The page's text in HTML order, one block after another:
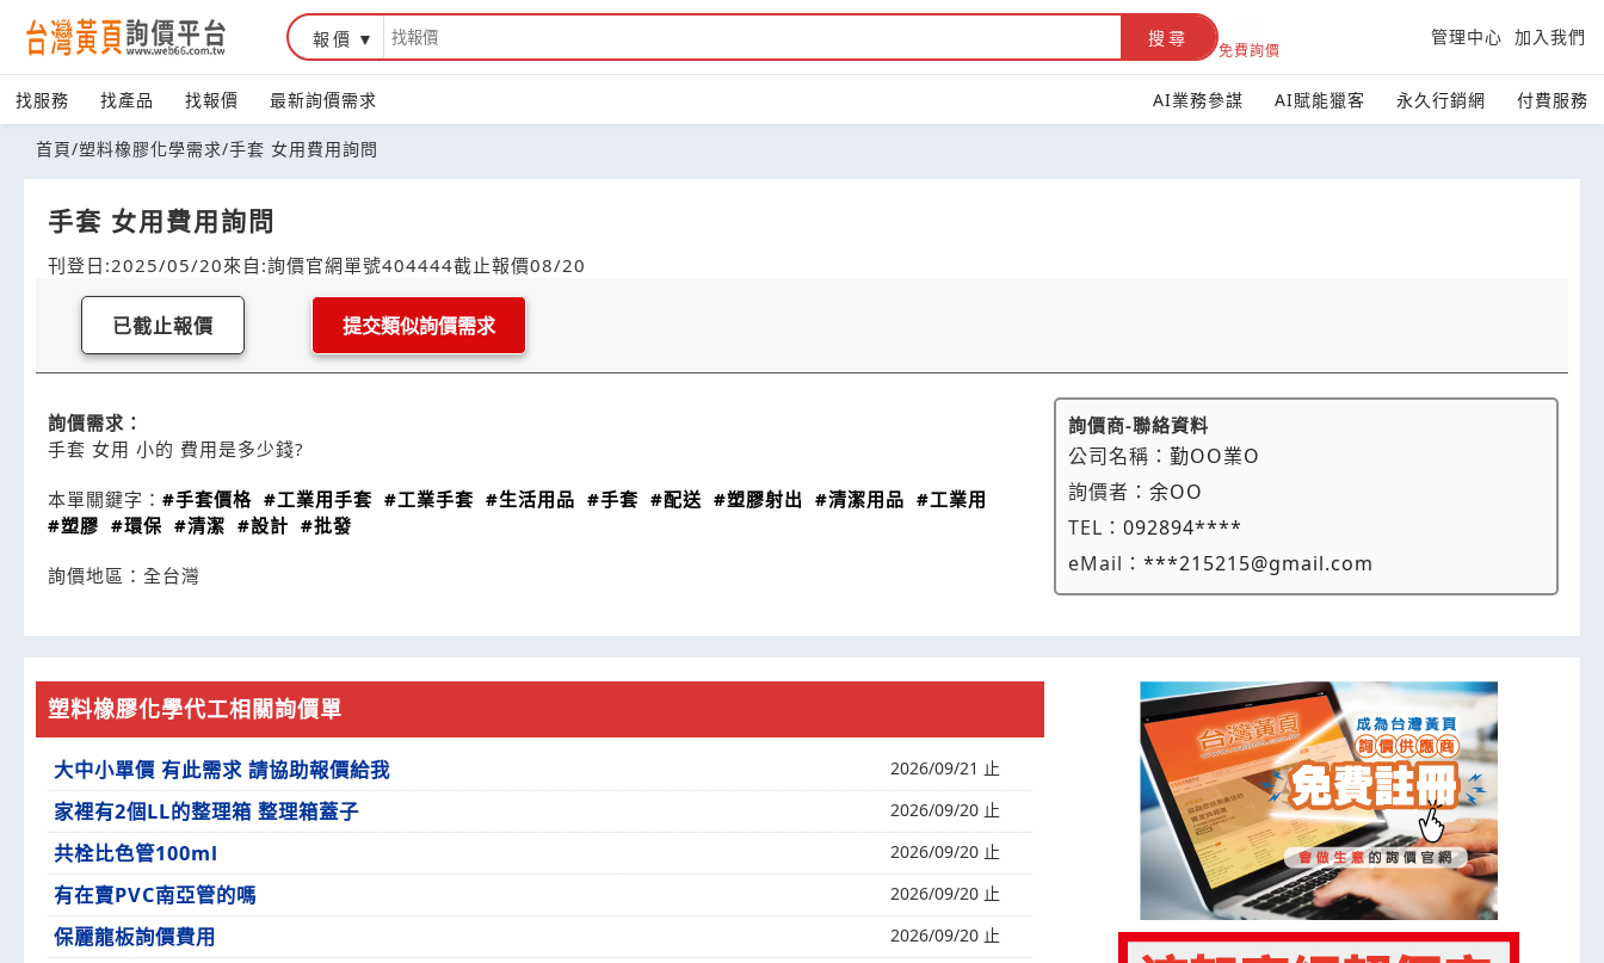
報價 搜尋
免費詢價
管理中心 加入我們
找服務 找產品 找報價 最新詢價需求 AI業務參謀 AI賦能獵客 永久行銷網 付費服務
首頁/塑料橡膠化學需求/手套 女用費用詢問
手套 女用費用詢問
刊登日:2025/05/20來自:詢價官網單號404444截止報價08/20
已截止報價 提交類似詢價需求
詢價需求：
手套 女用 小的 費用是多少錢?
本單關鍵字： #手套價格 #工業用手套 #工業手套 #生活用品 #手套 #配送 #塑膠射出 #清潔用品 #工業用
#塑膠 #環保 #清潔 #設計 #批發
詢價地區： 全台灣
詢價商-聯絡資料
公司名稱：勤OO業O
詢價者：余OO
TEL：092894****
eMail：***215215@gmail.com
塑料橡膠化學代工相關詢價單
大中小單價 有此需求 請協助報價給我 2026/09/21 止
家裡有2個LL的整理箱 整理箱蓋子 2026/09/20 止
共栓比色管100ml 2026/09/20 止
有在賣PVC南亞管的嗎 2026/09/20 止
保麗龍板詢價費用 2026/09/20 止